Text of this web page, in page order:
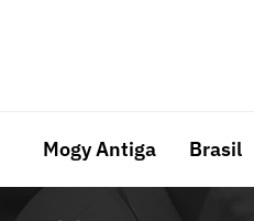
Mogy Antiga Brasil